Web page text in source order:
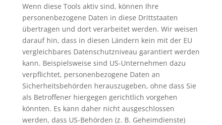
Wenn diese Tools aktiv sind, können Ihre
personenbezogene Daten in diese Drittstaaten
übertragen und dort verarbeitet werden. Wir weisen
darauf hin, dass in diesen Ländern kein mit der EU
vergleichbares Datenschutzniveau garantiert werden
kann. Beispielsweise sind US-Unternehmen dazu
verpflichtet, personenbezogene Daten an
Sicherheitsbehörden herauszugeben, ohne dass Sie
als Betroffener hiergegen gerichtlich vorgehen
könnten. Es kann daher nicht ausgeschlossen
werden, dass US-Behörden (z. B. Geheimdienste)